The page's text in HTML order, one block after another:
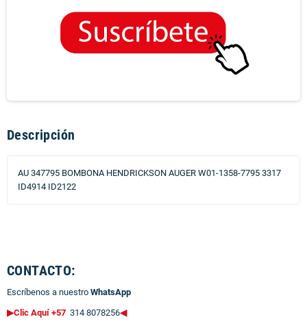
Descripción
AU 347795 BOMBONA HENDRICKSON AUGER W01-1358-7795 3317
ID4914 ID2122
CONTACTO:
Escríbenos a nuestro WhatsApp
▶Clic Aquí +57 314 8078256◀